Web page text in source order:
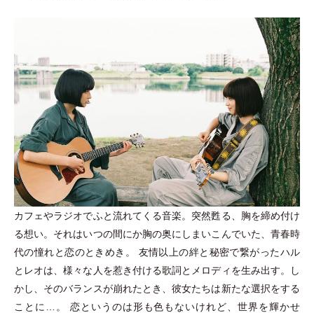
カフェやラジオでふと流れてくる音楽。突然甦る、胸を締め付け
る想い。それはいつの間にか胸の奥にしまいこんでいた、青春時
代の憧れと恋のときめき。 友情以上の絆と秘密で繋がったハル
とレオは、様々な人を惹き付ける歌詞とメロディを生み出す。し
かし、そのバランスが崩れたとき、彼女たちは新たな選択をする
ことに…。 恋というのは形も色もないけれど、世界を輝かせ